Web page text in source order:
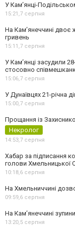
У Кам’янці-
15:21,7 серпня
На Камʼянеччині двоє
гривень
15:11,7 серпня
У Камʼянці засудили
стосовно
15:06,7 серпня
У Дунаївцях 21-річна
15:00,7 серпня
Прощання із
Некролог
14:53,7 серпня
Хабар за підписання
голови Хмельницької
10:18,6 серпня
На Хмельниччині
09:59,6 серпня
На Камʼянеччині
13:20,5 серпня